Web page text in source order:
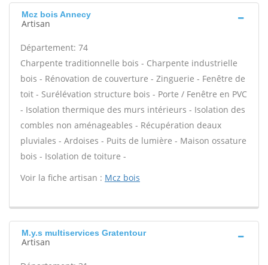
Mcz bois Annecy
Artisan
Département: 74
Charpente traditionnelle bois - Charpente industrielle
bois - Rénovation de couverture - Zinguerie - Fenêtre de
toit - Surélévation structure bois - Porte / Fenêtre en PVC
- Isolation thermique des murs intérieurs - Isolation des
combles non aménageables - Récupération deaux
pluviales - Ardoises - Puits de lumière - Maison ossature
bois - Isolation de toiture -
Voir la fiche artisan : Mcz bois
M.y.s multiservices Gratentour
Artisan